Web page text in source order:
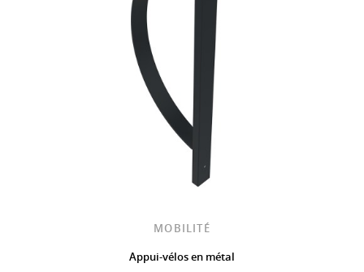
MOBILITÉ
Appui-vélos en métal